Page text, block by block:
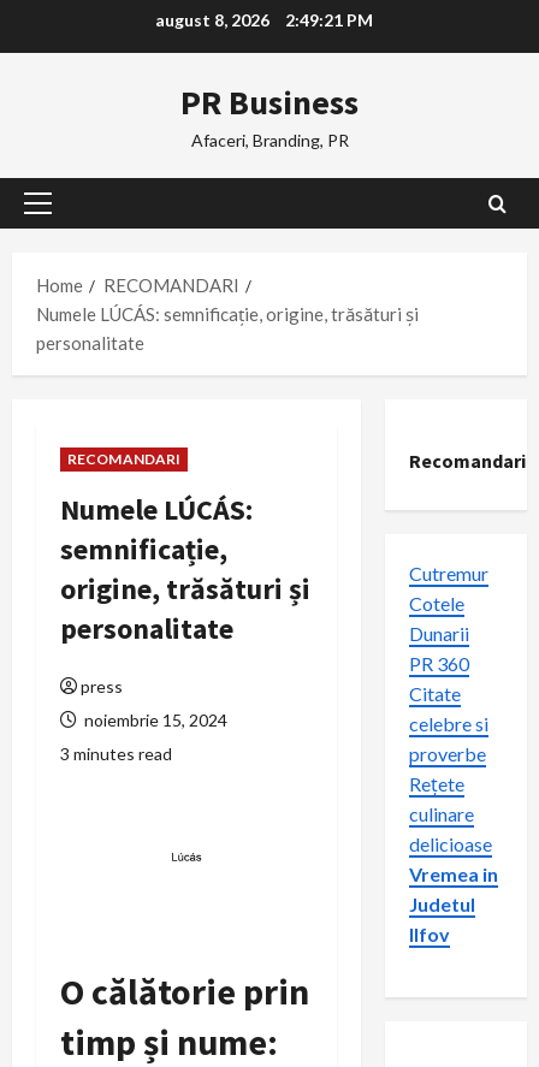
august 8, 2026 2:49:21 PM
PR Business
Afaceri, Branding, PR
Primary
Home
RECOMANDARI
Numele LÚCÁS: semnificație, origine, trăsături și
personalitate
RECOMANDARI
Numele LÚCÁS:
semnificație,
origine, trăsături și
personalitate
press
noiembrie 15, 2024
3 minutes read
O călătorie prin
timp și nume:
Recomandari
Cutremur
Cotele
Dunarii
PR 360
Citate
celebre si
proverbe
Rețete
culinare
delicioase
Vremea in
Judetul
Ilfov